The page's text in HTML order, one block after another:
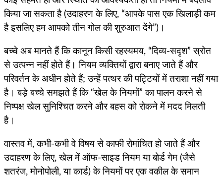
किया जा सकता है (उदाहरण के लिए, “आपके पास एक खिलाड़ी कम
है इसलिए हम आपको तीन गोल की शुरुआत देंगे”)।
बच्चे अब मानते हैं कि कानून किसी रहस्यमय, “दिव्य-सदृश” स्रोत
से उत्पन्न नहीं होते हैं। नियम व्यक्तियों द्वारा बनाए जाते हैं और
परिवर्तन के अधीन होते हैं; उन्हें पत्थर की पट्टियों में तराशा नहीं गया
है। बड़े बच्चे समझते हैं कि “खेल के नियमों” का पालन करने से
निष्पक्ष खेल सुनिश्चित करने और बहस को रोकने में मदद मिलती
है।
वास्तव में, कभी-कभी वे विषय से काफी रोमांचित हो जाते हैं और
उदाहरण के लिए, खेल में ऑफ-साइड नियम या बोर्ड गेम (जैसे
शतरंज, मोनोपोली, या कार्ड) के नियमों पर एक वकील के समान